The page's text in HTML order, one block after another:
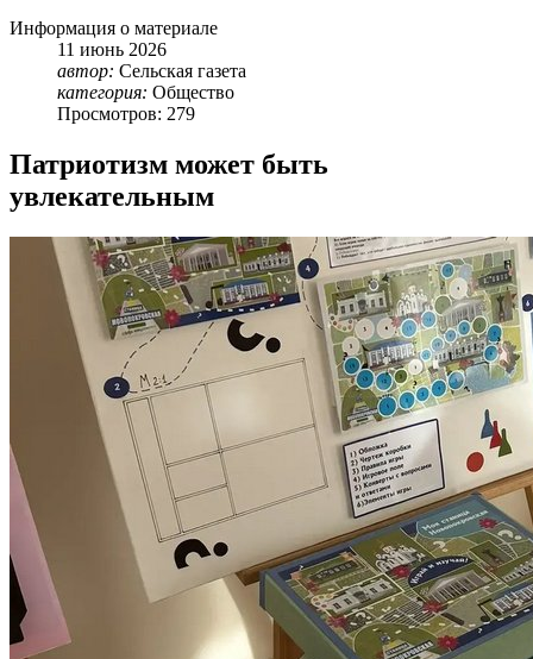
Информация о материале
11 июнь 2026
автор: Сельская газета
категория: Общество
Просмотров: 279
Патриотизм может быть
увлекательным